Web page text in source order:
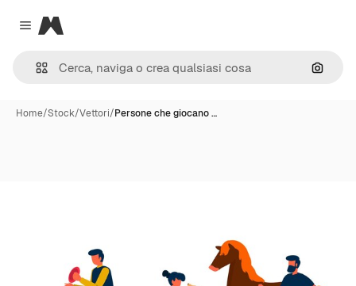
Close menu
Magnific
Cerca
Home/Stock/Vettori/Persone che giocano …